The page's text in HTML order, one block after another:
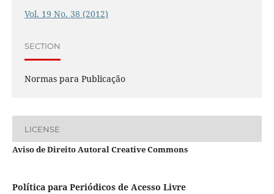
Vol. 19 No. 38 (2012)
SECTION
Normas para Publicação
LICENSE
Aviso de Direito Autoral Creative Commons
Política para Periódicos de Acesso Livre